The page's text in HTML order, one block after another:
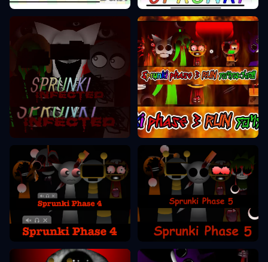
Sprunki Faas 2
Sprunki Faas 3
Sprunki Faas 4 Sprunki Faas 5